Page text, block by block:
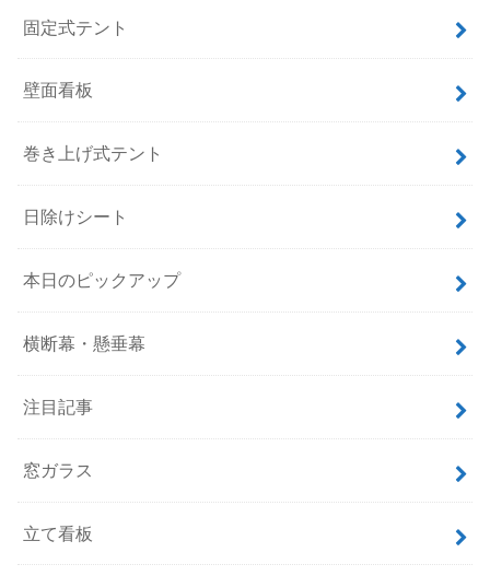
固定式テント
壁面看板
巻き上げ式テント
日除けシート
本日のピックアップ
横断幕・懸垂幕
注目記事
窓ガラス
立て看板